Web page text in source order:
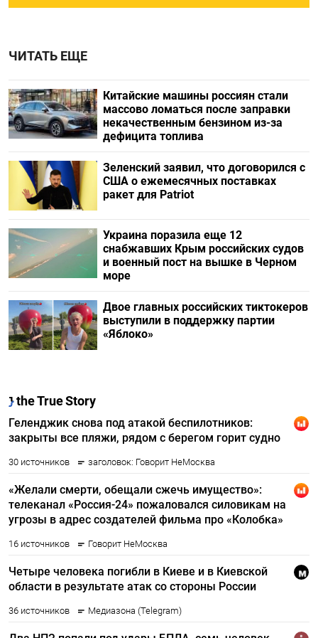
ЧИТАТЬ ЕЩЕ
Китайские машины россиян стали
массово ломаться после заправки
некачественным бензином из-за
дефицита топлива
Зеленский заявил, что договорился с
США о ежемесячных поставках
ракет для Patriot
Украина поразила еще 12
снабжавших Крым российских судов
и военный пост на вышке в Черном
море
Двое главных российских тиктокеров
выступили в поддержку партии
«Яблоко»